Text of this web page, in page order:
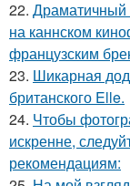
22. Драматичный
на каннском
французским
23. Шикарная
британского Elle.
24. Чтобы
искренне,
рекомендациям: